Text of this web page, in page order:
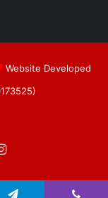
Website Developed
Instagram